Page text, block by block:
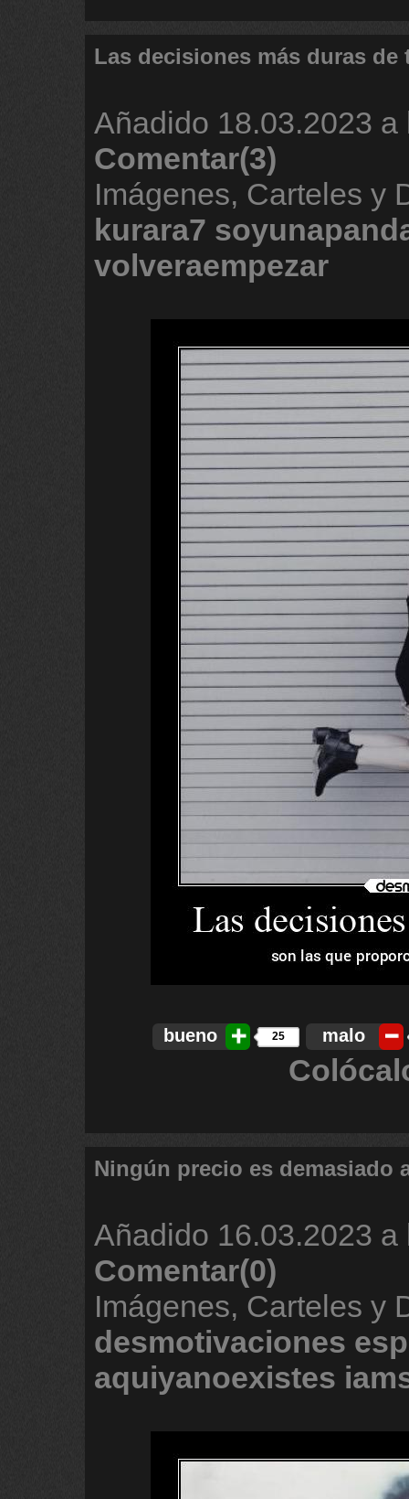
Las decisiones más duras de
Añadido 18.03.2023 a
Comentar(3)
Imágenes, Carteles y
kurara7
volveraempezar
bueno 25 malo
Ningún precio es demasiado
Añadido 16.03.2023 a
Comentar(0)
Imágenes, Carteles y
desmotivaciones
aquiyanoexistes